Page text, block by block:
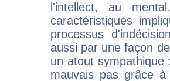
l'intellect, au
caractéristiques
processus
aussi par une façon
un atout
mauvais pas grâce